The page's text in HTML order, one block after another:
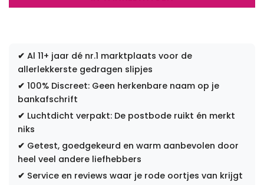
✔ Al 11+ jaar dé nr.1 marktplaats voor de
allerlekkerste gedragen slipjes
✔ 100% Discreet: Geen herkenbare naam op je
bankafschrift
✔ Luchtdicht verpakt: De postbode ruikt én merkt
niks
✔ Getest, goedgekeurd en warm aanbevolen door
heel veel andere liefhebbers
✔ Service en reviews waar je rode oortjes van krijgt